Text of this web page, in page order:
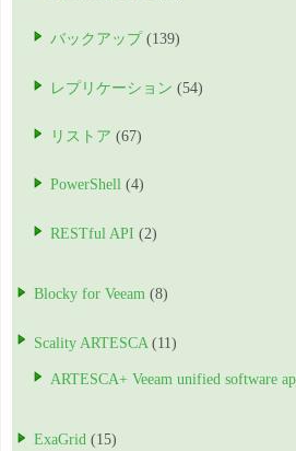
バックアップ (139)
レプリケーション (54)
リストア (67)
PowerShell (4)
RESTful API (2)
Blocky for Veeam (8)
Scality ARTESCA (11)
ARTESCA+ Veeam unified software
ExaGrid (15)